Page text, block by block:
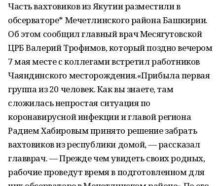
Часть вахтовиков из Якутии разместили в
обсерваторе* Мечетлинского района Башкирии.
Об этом сообщил главный врач Месягутовской
ЦРБ Валерий Трофимов, который поздно вечером
7 мая месте с коллегами встретил работников
Чаяндинского месторождения.«Прибыла первая
группа из 20 человек. Как вы знаете, там
сложилась непростая ситуация по
коронавирусной инфекции и главой региона
Радием Хабировым принято решение забрать
вахтовиков из республики домой, — рассказал
главврач. — Прежде чем увидеть своих родных,
рабочие проведут время в подготовленном для